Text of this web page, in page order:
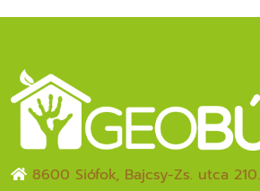
8600 Siófok, Bajcsy-Zs. utca 210.